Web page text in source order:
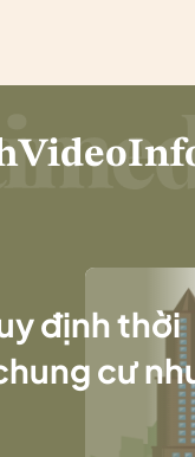
Video
định thời
cư